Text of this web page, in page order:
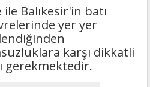
ile Balıkesir'in batı
yer yer
karşı dikkatli
gerekmektedir.